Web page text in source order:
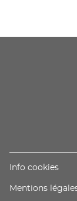
Info cookies
une
Mentions